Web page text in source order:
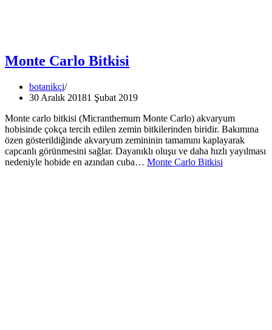
Monte Carlo Bitkisi
botanikçi
30 Aralık 20181 Şubat 2019
Monte carlo bitkisi (Micranthemum Monte Carlo) akvaryum
hobisinde çokça tercih edilen zemin bitkilerinden biridir. Bakımına
özen gösterildiğinde akvaryum zemininin tamamını kaplayarak
capcanlı görünmesini sağlar. Dayanıklı oluşu ve daha hızlı yayılması
nedeniyle hobide en azından cuba… Monte Carlo Bitkisi